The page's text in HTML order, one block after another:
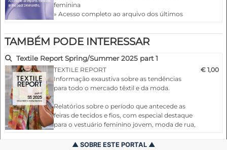
feminina
» Acesso completo ao arquivo dos últimos
» Baixe até 5 números completos em PDF
de sua escolha
TAMBÉM PODE INTERESSAR
Textile Report Spring/Summer 2025 part 1
TEXTILE REPORT
Informação exaustiva sobre as tendências
para todo o mercado têxtil e da moda.
Relatórios sobre o período que antecede as
feiras de tecidos e fios, com especial destaque
para o vestuário feminino jovem, moda de rua,
tendências de cor e estilo, incluindo tecidos e
€ 1,00
SOBRE ESTE PORTAL